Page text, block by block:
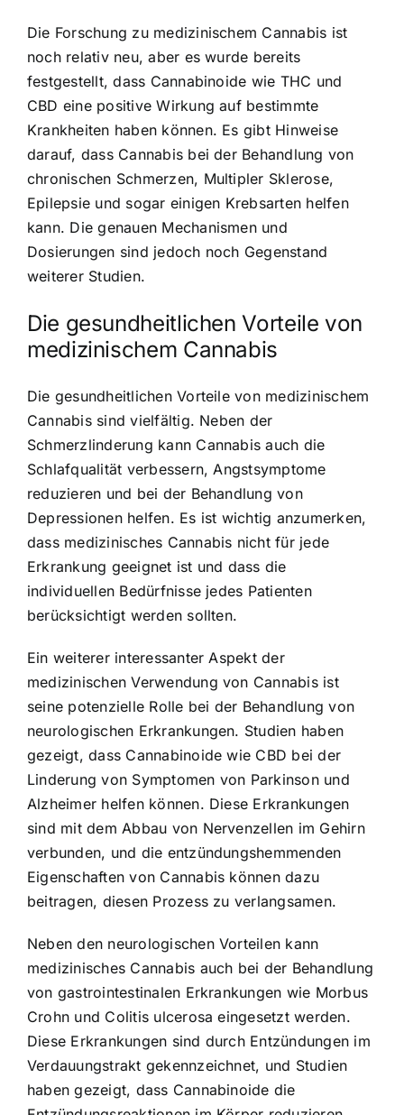
Die Forschung zu medizinischem Cannabis ist
noch relativ neu, aber es wurde bereits
festgestellt, dass Cannabinoide wie THC und
CBD eine positive Wirkung auf bestimmte
Krankheiten haben können. Es gibt Hinweise
darauf, dass Cannabis bei der Behandlung von
chronischen Schmerzen, Multipler Sklerose,
Epilepsie und sogar einigen Krebsarten helfen
kann. Die genauen Mechanismen und
Dosierungen sind jedoch noch Gegenstand
weiterer Studien.
Die gesundheitlichen Vorteile von
medizinischem Cannabis
Die gesundheitlichen Vorteile von medizinischem
Cannabis sind vielfältig. Neben der
Schmerzlinderung kann Cannabis auch die
Schlafqualität verbessern, Angstsymptome
reduzieren und bei der Behandlung von
Depressionen helfen. Es ist wichtig anzumerken,
dass medizinisches Cannabis nicht für jede
Erkrankung geeignet ist und dass die
individuellen Bedürfnisse jedes Patienten
berücksichtigt werden sollten.
Ein weiterer interessanter Aspekt der
medizinischen Verwendung von Cannabis ist
seine potenzielle Rolle bei der Behandlung von
neurologischen Erkrankungen. Studien haben
gezeigt, dass Cannabinoide wie CBD bei der
Linderung von Symptomen von Parkinson und
Alzheimer helfen können. Diese Erkrankungen
sind mit dem Abbau von Nervenzellen im Gehirn
verbunden, und die entzündungshemmenden
Eigenschaften von Cannabis können dazu
beitragen, diesen Prozess zu verlangsamen.
Neben den neurologischen Vorteilen kann
medizinisches Cannabis auch bei der Behandlung
von gastrointestinalen Erkrankungen wie Morbus
Crohn und Colitis ulcerosa eingesetzt werden.
Diese Erkrankungen sind durch Entzündungen im
Verdauungstrakt gekennzeichnet, und Studien
haben gezeigt, dass Cannabinoide die